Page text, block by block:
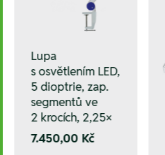
Lupa
s osvětlením LED,
5 dioptrie, zap.
segmentů ve
2 krocích, 2,25×
7.450,00 Kč